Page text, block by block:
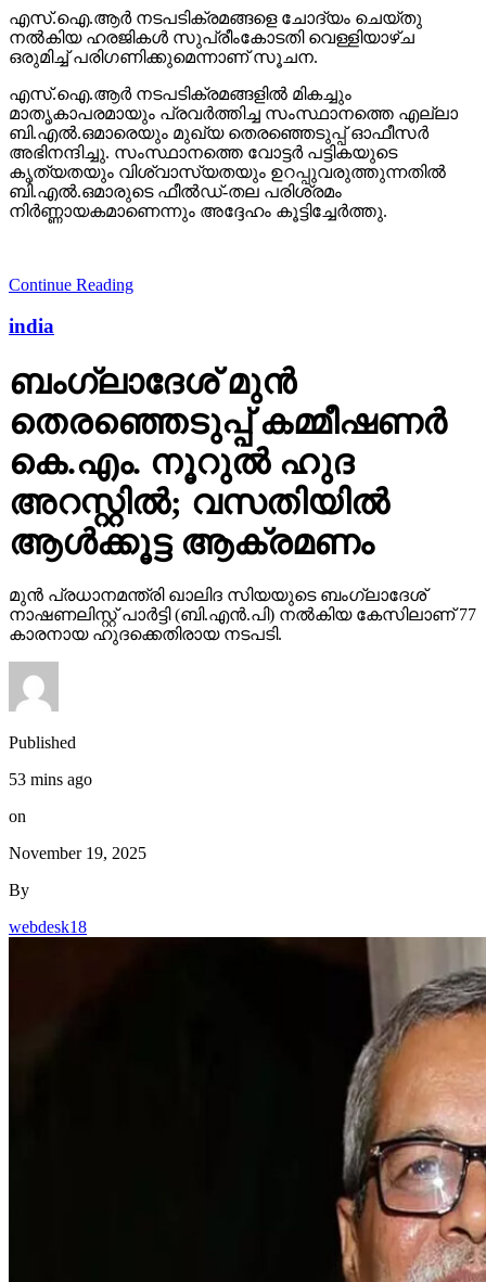
എസ്.ഐ.ആര്‍ നടപടിക്രമങ്ങളെ ചോദ്യം ചെയ്തു
നല്‍കിയ ഹരജികള്‍ സുപ്രീംകോടതി വെള്ളിയാഴ്ച
ഒരുമിച്ച് പരിഗണിക്കുമെന്നാണ് സൂചന.
എസ്.ഐ.ആര്‍ നടപടിക്രമങ്ങളില്‍ മികച്ചും
മാതൃകാപരമായും പ്രവര്‍ത്തിച്ച സംസ്ഥാനത്തെ എല്ലാ
ബി.എല്‍.ഒമാരെയും മുഖ്യ തെരഞ്ഞെടുപ്പ് ഓഫീസര്‍
അഭിനന്ദിച്ചു. സംസ്ഥാനത്തെ വോട്ടര്‍ പട്ടികയുടെ
കൃത്യതയും വിശ്വാസ്യതയും ഉറപ്പുവരുത്തുന്നതില്‍
ബി.എല്‍.ഒമാരുടെ ഫീല്‍ഡ്-തല പരിശ്രമം
നിര്‍ണ്ണായകമാണെന്നും അദ്ദേഹം കൂട്ടിച്ചേര്‍ത്തു.
Continue Reading
india
ബംഗ്ലാദേശ് മുന്‍
തെരഞ്ഞെടുപ്പ് കമ്മീഷണര്‍
കെ.എം. നൂറുല്‍ ഹുദ
അറസ്റ്റില്‍; വസതിയില്‍
ആള്‍ക്കൂട്ട ആക്രമണം
മുന്‍ പ്രധാനമന്ത്രി ഖാലിദ സിയയുടെ ബംഗ്ലാദേശ്
നാഷണലിസ്റ്റ് പാര്‍ട്ടി (ബി.എന്‍.പി) നല്‍കിയ കേസിലാണ് 77
കാരനായ ഹുദക്കെതിരായ നടപടി.
Published
53 mins ago
on
November 19, 2025
By
webdesk18